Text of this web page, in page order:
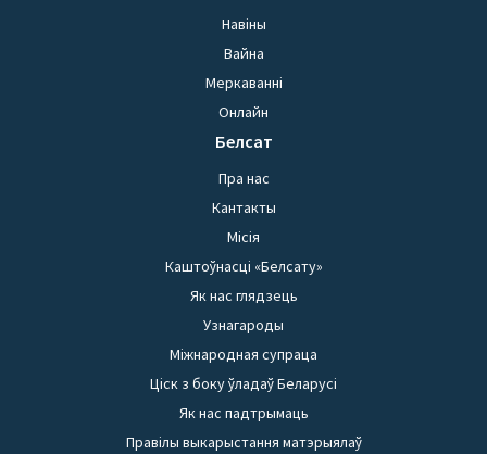
Навіны
Вайна
Меркаванні
Онлайн
Белсат
Пра нас
Кантакты
Місія
Каштоўнасці «Белсату»
Як нас глядзець
Узнагароды
Міжнародная супраца
Ціск з боку ўладаў Беларусі
Як нас падтрымаць
Правілы выкарыстання матэрыялаў